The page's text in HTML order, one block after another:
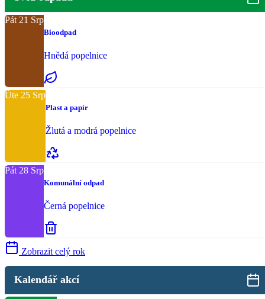
Pát 21 Srp
Bioodpad
Hnědá popelnice
Úte 25 Srp
Plast a papír
Žlutá a modrá popelnice
Pát 28 Srp
Komunální odpad
Černá popelnice
Zobrazit celý rok
Kalendář akcí